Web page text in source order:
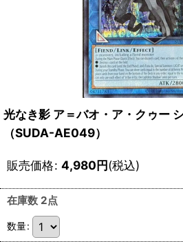
光なき影 ア＝バオ・ア・クゥー
（SUDA-AE049）
販売価格: 4,980円(税込)
在庫数 2点
数量: